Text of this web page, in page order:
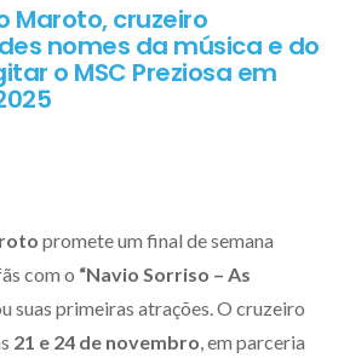
Maroto, cruzeiro
nomes da música e do
o MSC Preziosa em
promete um final de semana
com o “Navio Sorriso – As
suas primeiras atrações. O cruzeiro
21 e 24 de novembro , em parceria